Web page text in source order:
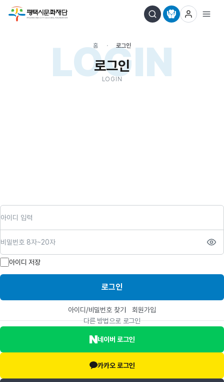
LOGIN
홈 로그인
로그인
LOGIN
아이디 저장
로그인
아이디/비밀번호 찾기
회원가입
다른 방법으로 로그인
네이버 로그인
카카오 로그인